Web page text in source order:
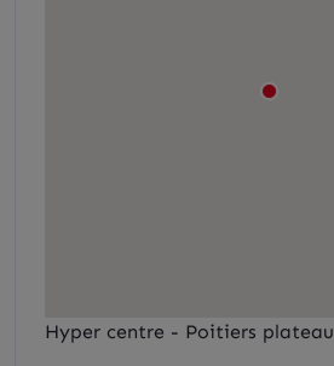
Hyper centre - Poitiers plateau